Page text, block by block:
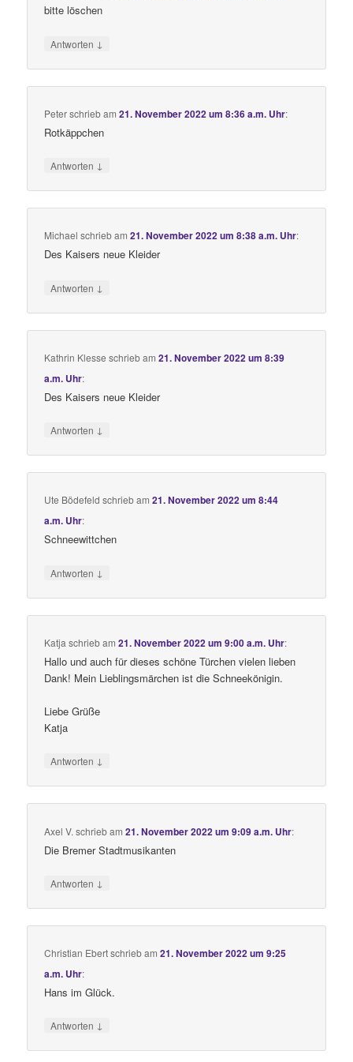
bitte löschen
Antworten ↓
Peterschriebam21. November 2022 um 8:36 a.m. Uhr:
Rotkäppchen
Antworten ↓
Michael schriebam21. November 2022 um 8:38 a.m. Uhr:
Des Kaisers neue Kleider
Antworten ↓
Kathrin Klesse schriebam21. November 2022 um 8:39
a.m. Uhr:
Des Kaisers neue Kleider
Antworten ↓
Ute Bödefeld schriebam21. November 2022 um 8:44
a.m. Uhr:
Schneewittchen
Antworten ↓
Katja schriebam21. November 2022 um 9:00 a.m. Uhr:
Hallo und auch für dieses schöne Türchen vielen lieben
Dank! Mein Lieblingsmärchen ist die Schneekönigin.
Liebe Grüße
Katja
Antworten ↓
Axel V. schriebam21. November 2022 um 9:09 a.m. Uhr:
Die Bremer Stadtmusikanten
Antworten ↓
Christian Ebertschriebam21. November 2022 um 9:25
a.m. Uhr:
Hans im Glück.
Antworten ↓